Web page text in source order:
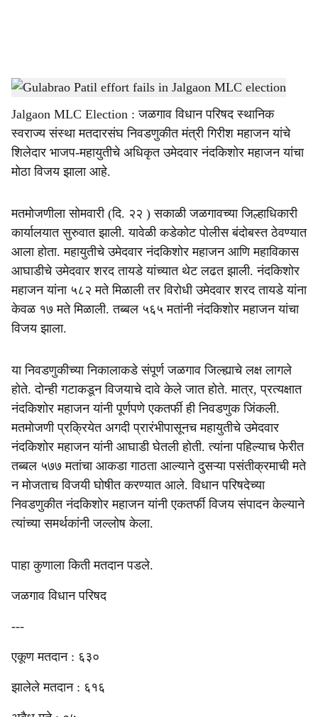
a
r
Gulabrao Patil effort fails in Jalgaon MLC election-sarkarnama
Jalgaon MLC Election : जळगाव विधान परिषद स्थानिक
स्वराज्य संस्था मतदारसंघ निवडणुकीत मंत्री गिरीश महाजन यांचे
शिलेदार भाजप-महायुतीचे अधिकृत उमेदवार नंदकिशोर महाजन यांचा
मोठा विजय झाला आहे.
मतमोजणीला सोमवारी (दि. २२ ) सकाळी जळगावच्या जिल्हाधिकारी
कार्यालयात सुरुवात झाली. यावेळी कडेकोट पोलीस बंदोबस्त ठेवण्यात
आला होता. महायुतीचे उमेदवार नंदकिशोर महाजन आणि महाविकास
आघाडीचे उमेदवार शरद तायडे यांच्यात थेट लढत झाली. नंदकिशोर
महाजन यांना ५८२ मते मिळाली तर विरोधी उमेदवार शरद तायडे यांना
केवळ १७ मते मिळाली. तब्बल ५६५ मतांनी नंदकिशोर महाजन यांचा
विजय झाला.
या निवडणुकीच्या निकालाकडे संपूर्ण जळगाव जिल्ह्याचे लक्ष लागले
होते. दोन्ही गटाकडून विजयाचे दावे केले जात होते. मात्र, प्रत्यक्षात
नंदकिशोर महाजन यांनी पूर्णपणे एकतर्फी ही निवडणुक जिंकली.
मतमोजणी प्रक्रियेत अगदी प्रारंभीपासूनच महायुतीचे उमेदवार
नंदकिशोर महाजन यांनी आघाडी घेतली होती. त्यांना पहिल्याच फेरीत
तब्बल ५७७ मतांचा आकडा गाठता आल्याने दुसऱ्या पसंतीक्रमाची मते
न मोजताच विजयी घोषीत करण्यात आले. विधान परिषदेच्या
निवडणुकीत नंदकिशोर महाजन यांनी एकतर्फी विजय संपादन केल्याने
त्यांच्या समर्थकांनी जल्लोष केला.
पाहा कुणाला किती मतदान पडले.
जळगाव विधान परिषद
---
एकूण मतदान : ६३०
झालेले मतदान : ६१६